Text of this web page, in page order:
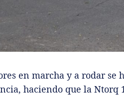
en marcha y a rodar se
haciendo que la Ntorq